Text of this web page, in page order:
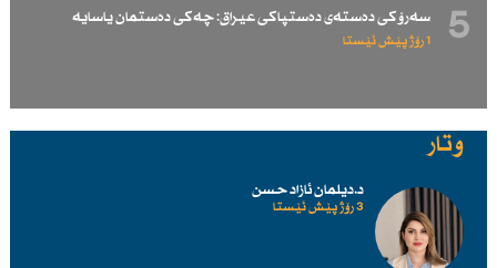
5 سەرۆكی دەستەی دەستپاكی عیراق: چەكی دەستمان یاسایە
1 رۆژ پێش ئێستا
وتار
د.دیلمان ئازاد حسن
3 رۆژ پێش ئێستا